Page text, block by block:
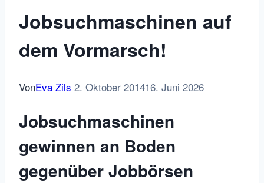
Jobsuchmaschinen auf
dem Vormarsch!
VonEva Zils 2. Oktober 201416. Juni 2026
Jobsuchmaschinen
gewinnen an Boden
gegenüber Jobbörsen